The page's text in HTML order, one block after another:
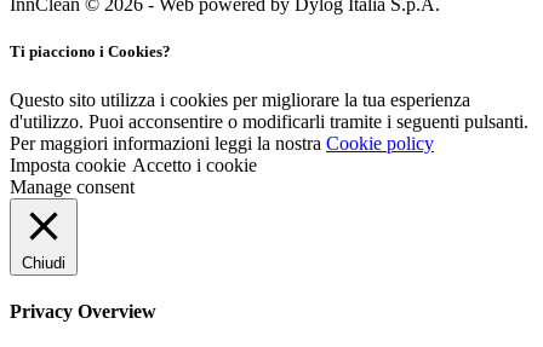
26+18x23(0)
27x50(0)
29x17,5x3,5 cm(0)
29x24x6h(0)
3 Litri - 17x26,5(0)
30 gr (0)
30 Litri
32+16x45
InnClean © 2026 - Web powered by Dylog Italia S.p.A.
Ti piacciono i Cookies?
Questo sito utilizza i cookies per migliorare la tua esperienza
d'utilizzo. Puoi acconsentire o modificarli tramite i seguenti pulsanti.
Per maggiori informazioni leggi la nostra Cookie policy
Imposta cookie Accetto i cookie
Manage consent
Chiudi
Privacy Overview